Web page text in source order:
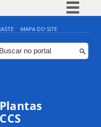
Simplifique!
Comunica BR
Participe
Canais
MAPA DO SITE